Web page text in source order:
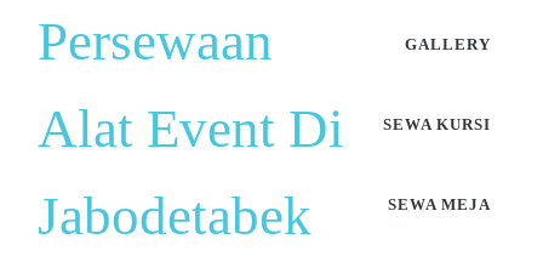
Persewaan
Alat Event Di
Jabodetabek
GALLERY
SEWA KURSI
SEWA MEJA